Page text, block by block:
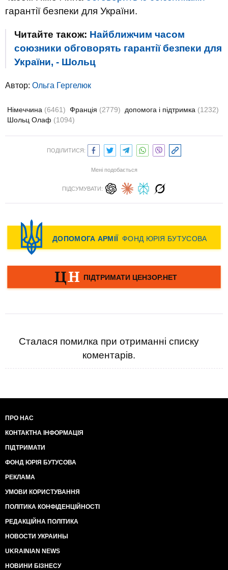
гарантії безпеки для України.
Читайте також: Найближчим часом
союзники обговорять гарантії безпеки для
України, - Шольц
Автор: Ольга Гергелюк
Німеччина (6461) Франція (2779) допомога і підтримка (1232)
Шольц Олаф (1094)
ПОДІЛИТИСЯ:
Мені подобається
ПІДСУМУВАТИ:
Сталася помилка при отриманні списку
коментарів.
ПРО НАС
КОНТАКТНА ІНФОРМАЦІЯ
ПІДТРИМАТИ
ФОНД ЮРІЯ БУТУСОВА
РЕКЛАМА
УМОВИ КОРИСТУВАННЯ
ПОЛІТИКА КОНФІДЕНЦІЙНОСТІ
РЕДАКЦІЙНА ПОЛІТИКА
НОВОСТИ УКРАИНЫ
UKRAINIAN NEWS
НОВИНИ БІЗНЕСУ